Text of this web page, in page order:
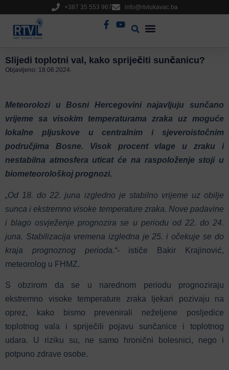
+387 35 553 967 info@rtvlukavac.ba
Slijedi toplotni val, kako spriječiti sunčanicu?
Objavljeno: 18.06.2024.
Meteorolozi u Bosni Hercegovini najavljuju sunčano
vrijeme sa visokim temperaturama zraka uz moguće
lokalne pljuskove u centralnim i sjeveroistočnim
područjima Bosne. Visok procent vlage u zraku i
nestabilna atmosfera uticat će na raspoloženje stoji u
biometeorološkoj prognozi.
„Od 18. do 22. juna izgledno je stabilno vrijeme uz obilje
sunca i ekstremno visoke temperature zraka. Nove padavine
i blago osvježenje prognozira se u periodu od 22. do 24.
juna. Stabilizacija vremena izgledna je 25. i očekuje se do
kraja prognoznog perioda.“- ističe Bakir Krajinović,
meteorolog u FHMZ.
S obzirom da se u narednom periodu prognoziraju
ekstremno visoke temperature zraka ljekari pozivaju na
oprez, kako bismo prevenirali neželjene posljedice
toplotnog vala i spriječili pojavu sunčanice i toplotnog
udara. U riziku su, ne samo hronični bolesnici, nego i
potpuno zdrave osobe.